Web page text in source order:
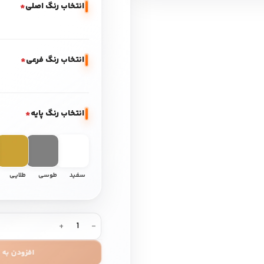
انتخاب رنگ اصلی*
انتخاب رنگ فرعی*
انتخاب رنگ پایه*
سفید طوسی طلایی
افزودن